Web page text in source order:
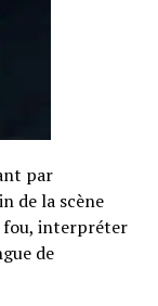
par
de la scène
fou, interpréter
de